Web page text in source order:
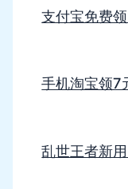
支付宝免费
手机淘宝领7
乱世王者新